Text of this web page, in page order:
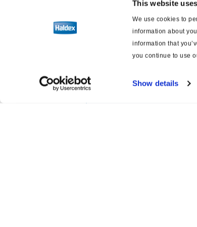
This website
We use cookies to
information about
information that
you continue to use
Show details
Válvula de vacío/carga
Installation